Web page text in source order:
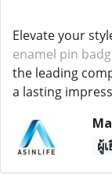
Elevate your
enamel pin
the leading
a lasting
ผู้